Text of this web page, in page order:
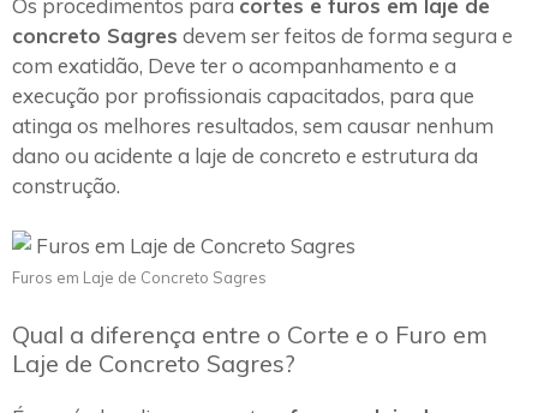
concreto Sagres devem ser feitos de forma segura e
com exatidão, Deve ter o acompanhamento e a
execução por profissionais capacitados, para que
atinga os melhores resultados, sem causar nenhum
dano ou acidente a laje de concreto e estrutura da
construção.
Furos em Laje de Concreto Sagres
Qual a diferença entre o Corte e o Furo em
Laje de Concreto Sagres?